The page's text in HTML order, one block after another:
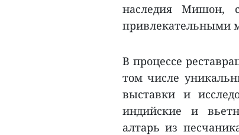
наследия Мишон,
привлекательными
В процессе
том числе
выставки и
индийские и
алтарь из